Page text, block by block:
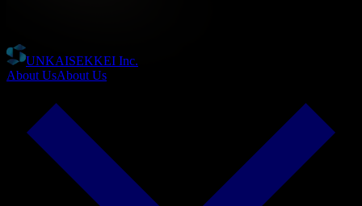
UNKAISEKKEI Inc.
About UsAbout Us